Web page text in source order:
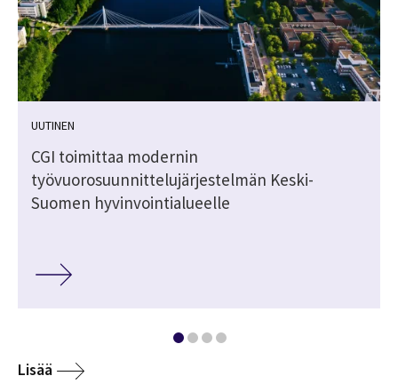
UUTINEN
CGI toimittaa modernin
työvuorosuunnittelujärjestelmän Keski-
Suomen hyvinvointialueelle
Lisää